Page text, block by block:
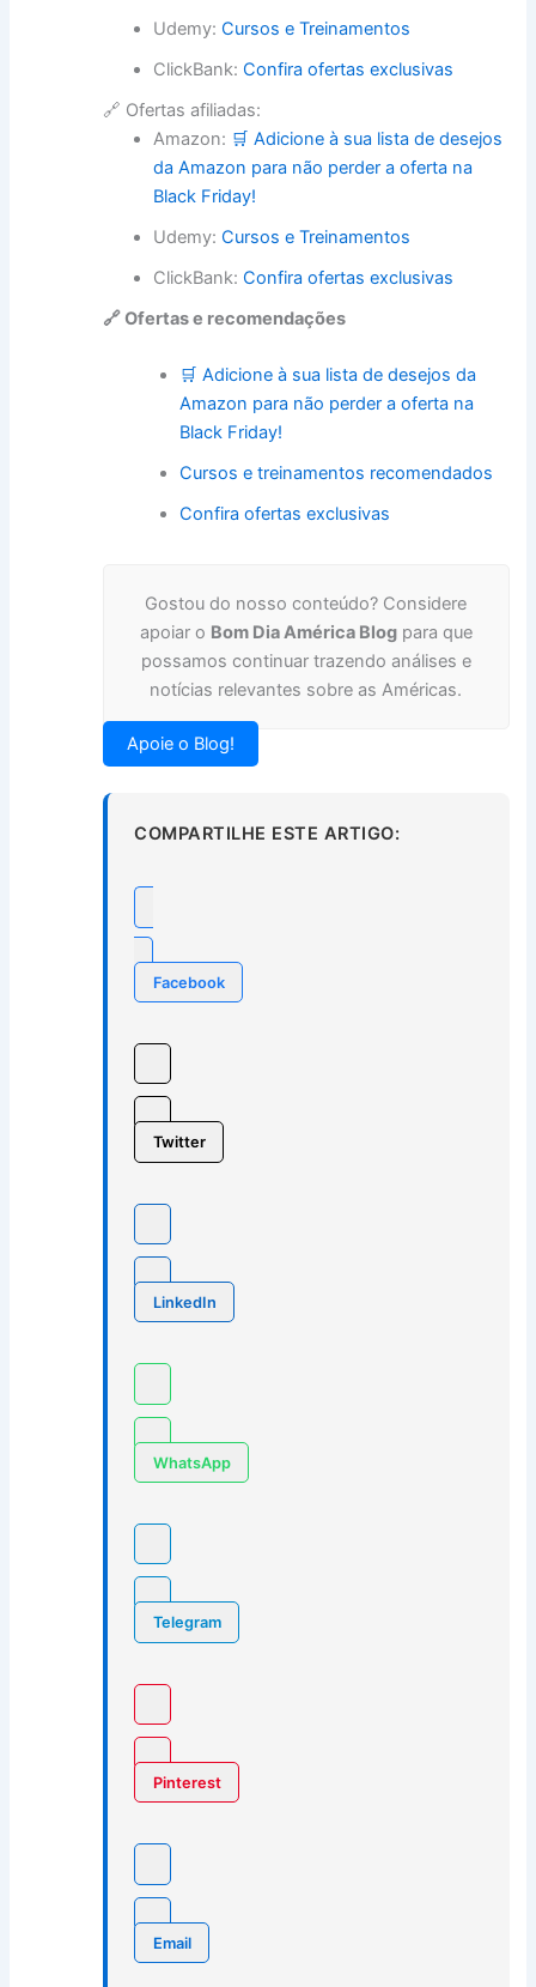
Udemy:Cursos e Treinamentos
ClickBank:Confira ofertas exclusivas
🔗 Ofertas afiliadas:
Amazon: 🛒 Adicione à sua lista de desejos
da Amazon para não perder a oferta na
Black Friday!
Udemy:Cursos e Treinamentos
ClickBank:Confira ofertas exclusivas
🔗 Ofertas e recomendações
🛒 Adicione à sua lista de desejos da
Amazon para não perder a oferta na
Black Friday!
Cursos e treinamentos recomendados
Confira ofertas exclusivas
Gostou do nosso conteúdo? Considere
apoiar o Bom Dia América Blogpara que
possamos continuar trazendo análises e
notícias relevantes sobre as Américas.
Apoie o Blog!
COMPARTILHE ESTE ARTIGO:
Facebook
Twitter
LinkedIn
WhatsApp
Telegram
Pinterest
Email